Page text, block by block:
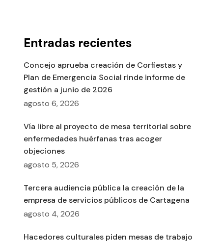
Entradas recientes
Concejo aprueba creación de Corfiestas y
Plan de Emergencia Social rinde informe de
gestión a junio de 2026
agosto 6, 2026
Vía libre al proyecto de mesa territorial sobre
enfermedades huérfanas tras acoger
objeciones
agosto 5, 2026
Tercera audiencia pública la creación de la
empresa de servicios públicos de Cartagena
agosto 4, 2026
Hacedores culturales piden mesas de trabajo